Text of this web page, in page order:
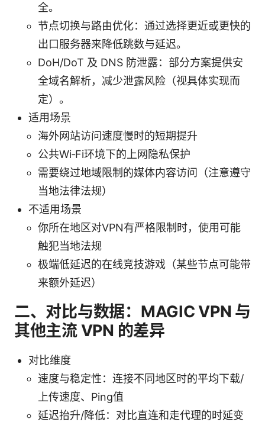
全。
节点切换与路由优化：通过选择更近或更快的
出口服务器来降低跳数与延迟。
DoH/DoT 及 DNS 防泄露：部分方案提供安
全域名解析，减少泄露风险（视具体实现而
定）。
适用场景
海外网站访问速度慢时的短期提升
公共Wi‑Fi环境下的上网隐私保护
需要绕过地域限制的媒体内容访问（注意遵守
当地法律法规）
不适用场景
你所在地区对VPN有严格限制时，使用可能
触犯当地法规
极端低延迟的在线竞技游戏（某些节点可能带
来额外延迟）
二、对比与数据：MAGIC VPN 与
其他主流 VPN 的差异
对比维度
速度与稳定性：连接不同地区时的平均下载/
上传速度、Ping值
延迟抬升/降低：对比直连和走代理的时延变